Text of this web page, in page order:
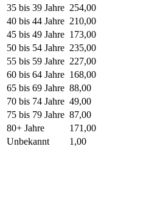
35 bis 39 Jahre 254,00
40 bis 44 Jahre 210,00
45 bis 49 Jahre 173,00
50 bis 54 Jahre 235,00
55 bis 59 Jahre 227,00
60 bis 64 Jahre 168,00
65 bis 69 Jahre 88,00
70 bis 74 Jahre 49,00
75 bis 79 Jahre 87,00
80+ Jahre
171,00
Unbekannt
1,00